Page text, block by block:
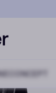
CONCEPT